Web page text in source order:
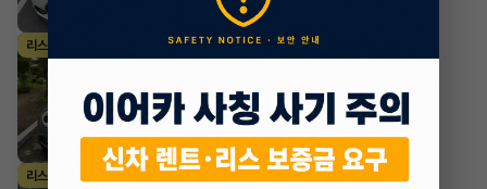
리스 미니 클럽맨
월583,900원 X 6 개월
지원금 1,000,000원
리스 미니 클럽맨